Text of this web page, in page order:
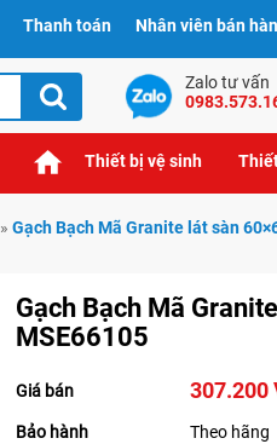
Thanh toán Nhân viên bán
Zalo tư vấn
Thiết bị vệ sinh
» Gạch Bạch Mã Granite lát sàn
Gạch Bạch Mã
MSE66105
Giá bán 307.200
Bảo hành Theo hãng